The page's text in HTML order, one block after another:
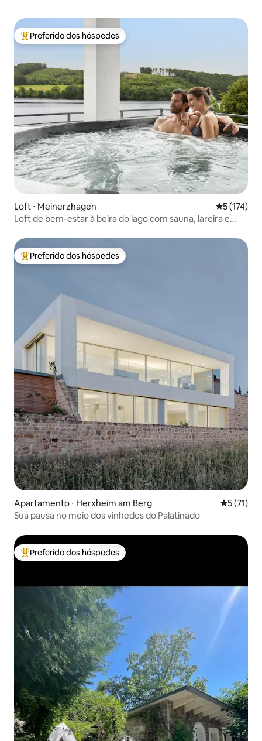
Entre os melhores preferidos dos hóspedes
Preferido dos hóspedes
Loft ⋅ Meinerzhagen 5 de uma
5 (174)
Loft de bem-estar à beira do lago com sauna, lareira e
Entre os melhores preferidos dos hóspedes
Preferido dos hóspedes
Apartamento ⋅ Herxheim am Berg 5 de uma
5 (71)
Sua pausa no meio dos vinhedos do Palatinado
Entre os melhores preferidos dos hóspedes
Preferido dos hóspedes